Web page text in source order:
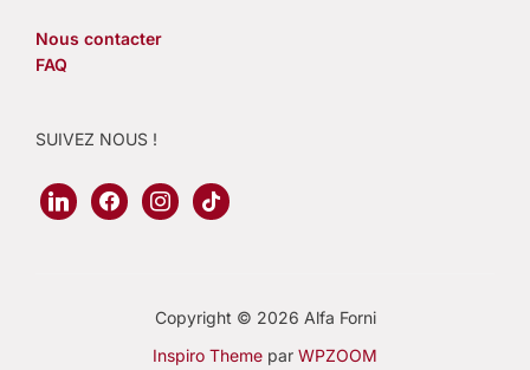
Nous contacter
FAQ
SUIVEZ NOUS !
linkedinfacebookinstagram
tiktok
Copyright © 2026 Alfa Forni
Inspiro Theme par WPZOOM